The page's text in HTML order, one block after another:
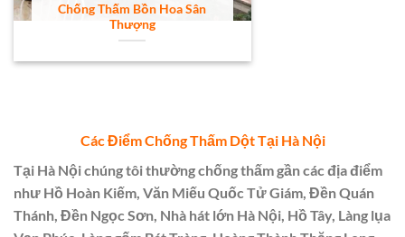
Chống Thấm Bồn Hoa Sân
Thượng
Các Điểm Chống Thấm Dột Tại Hà Nội
Tại Hà Nội chúng tôi thường chống thấm gần các địa điểm
như Hồ Hoàn Kiếm, Văn Miếu Quốc Tử Giám, Đền Quán
Thánh, Đền Ngọc Sơn, Nhà hát lớn Hà Nội, Hồ Tây, Làng lụa